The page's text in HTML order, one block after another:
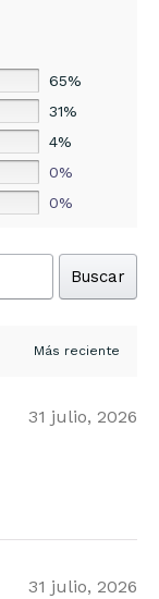
65%
31%
4%
0%
0%
Buscar
31 julio, 2026
31 julio, 2026